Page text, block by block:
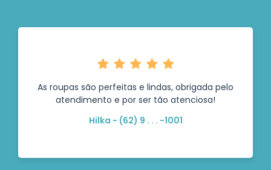
As roupas são perfeitas e lindas, obrigada pelo
atendimento e por ser tão atenciosa!
Hilka - (62) 9 . . . -1001